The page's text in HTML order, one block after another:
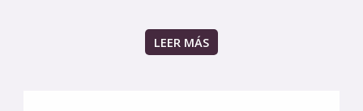
LEER MÁS